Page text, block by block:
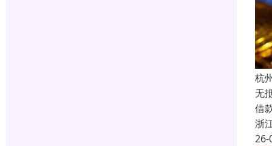
杭
无
借
浙
26-